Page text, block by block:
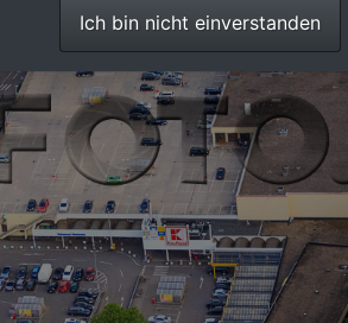
Ich bin nicht einverstanden